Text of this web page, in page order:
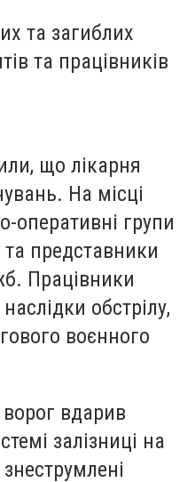
та загиблих
та працівників
що лікарня
На місці
оперативні групи
та представники
Працівники
обстрілу,
воєнного
вдарив
залізниці на